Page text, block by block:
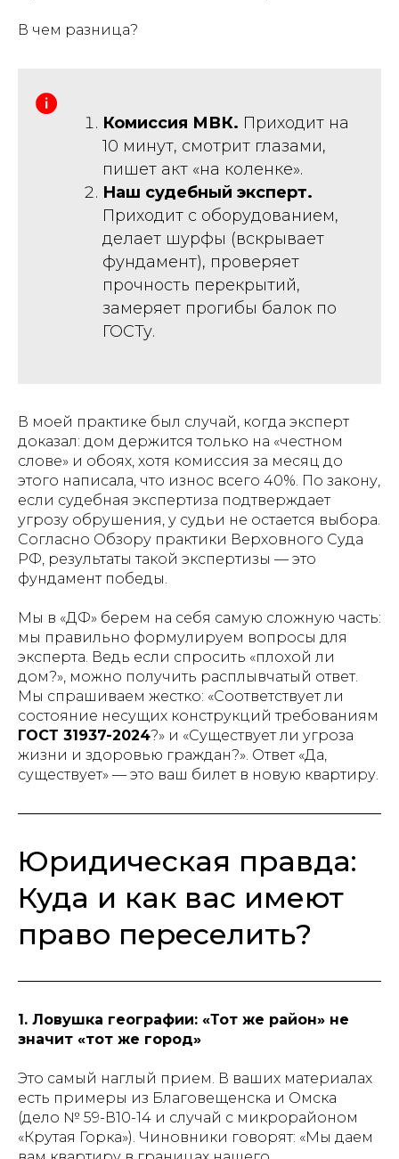
В чем разница?
Комиссия МВК. Приходит на
10 минут, смотрит глазами,
пишет акт «на коленке».
Наш судебный эксперт.
Приходит с оборудованием,
делает шурфы (вскрывает
фундамент), проверяет
прочность перекрытий,
замеряет прогибы балок по
ГОСТу.
В моей практике был случай, когда эксперт
доказал: дом держится только на «честном
слове» и обоях, хотя комиссия за месяц до
этого написала, что износ всего 40%. По закону,
если судебная экспертиза подтверждает
угрозу обрушения, у судьи не остается выбора.
Согласно Обзору практики Верховного Суда
РФ, результаты такой экспертизы — это
фундамент победы.
Мы в «ДФ» берем на себя самую сложную часть:
мы правильно формулируем вопросы для
эксперта. Ведь если спросить «плохой ли
дом?», можно получить расплывчатый ответ.
Мы спрашиваем жестко: «Соответствует ли
состояние несущих конструкций требованиям
ГОСТ 31937-2024?» и «Существует ли угроза
жизни и здоровью граждан?». Ответ «Да,
существует» — это ваш билет в новую квартиру.
Юридическая правда:
Куда и как вас имеют
право переселить?
1. Ловушка географии: «Тот же район» не
значит «тот же город»
Это самый наглый прием. В ваших материалах
есть примеры из Благовещенска и Омска
(дело № 59-В10-14 и случай с микрорайоном
«Крутая Горка»). Чиновники говорят: «Мы даем